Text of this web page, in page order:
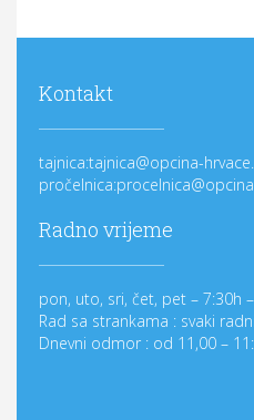
Kontakt
tajnica:tajnica@opcina-
Radno vrijeme
pon, uto, sri, čet, pet – 7:30h
Rad sa strankama : svaki
Dnevni odmor : od 11,00 –